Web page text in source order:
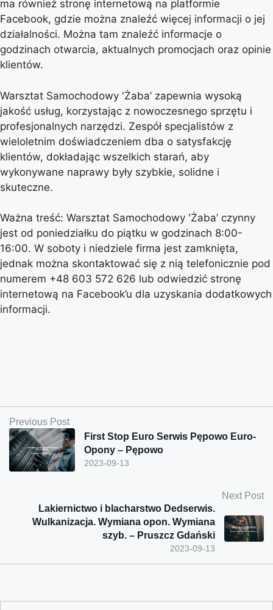
ma również stronę internetową na platformie
Facebook, gdzie można znaleźć więcej informacji o jej
działalności. Można tam znaleźć informacje o
godzinach otwarcia, aktualnych promocjach oraz opinie
klientów.
Warsztat Samochodowy 'Żaba’ zapewnia wysoką
jakość usług, korzystając z nowoczesnego sprzętu i
profesjonalnych narzędzi. Zespół specjalistów z
wieloletnim doświadczeniem dba o satysfakcję
klientów, dokładając wszelkich starań, aby
wykonywane naprawy były szybkie, solidne i
skuteczne.
Ważna treść: Warsztat Samochodowy 'Żaba’ czynny
jest od poniedziałku do piątku w godzinach 8:00-
16:00. W soboty i niedziele firma jest zamknięta,
jednak można skontaktować się z nią telefonicznie pod
numerem +48 603 572 626 lub odwiedzić stronę
internetową na Facebook’u dla uzyskania dodatkowych
informacji.
Previous Post
2023-09-13
First Stop Euro Serwis Pępowo Euro-
Opony – Pępowo
Next Post
2023-09-13
Lakiernictwo i blacharstwo Dedserwis.
Wulkanizacja. Wymiana opon. Wymiana
szyb. – Pruszcz Gdański